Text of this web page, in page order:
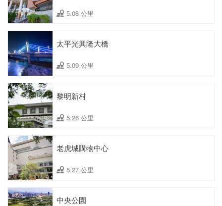
5.08 公里
太平光興隆大橋
5.09 公里
黎明新村
5.26 公里
老虎城購物中心
5.27 公里
中央公園